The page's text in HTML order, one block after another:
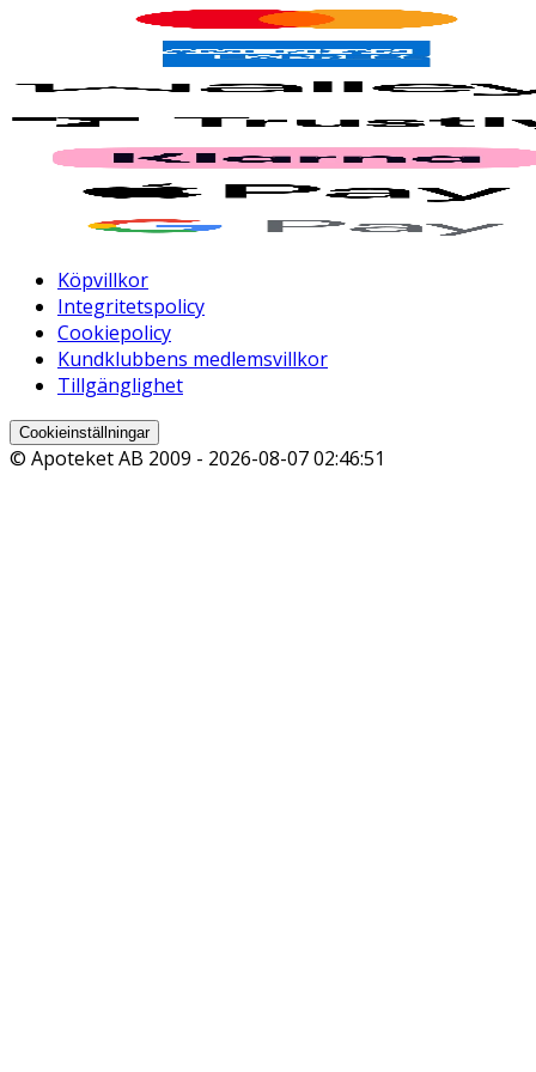
Köpvillkor
Integritetspolicy
Cookiepolicy
Kundklubbens medlemsvillkor
Tillgänglighet
Cookieinställningar
© Apoteket AB 2009 - 2026-08-07 02:46:51